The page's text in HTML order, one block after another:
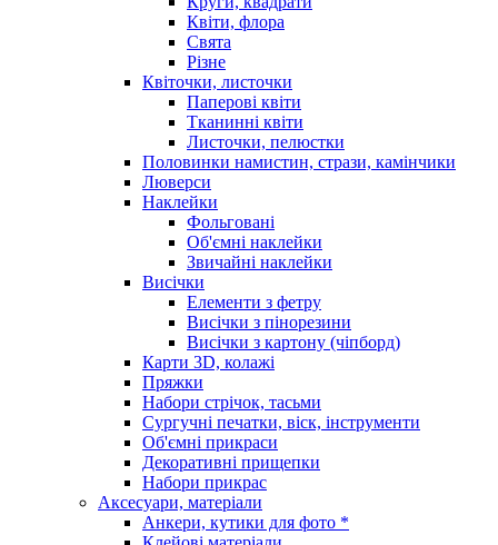
Квіти, флора
Свята
Різне
Квіточки, листочки
Паперові квіти
Тканинні квіти
Листочки, пелюстки
Половинки намистин, стрази, камінчики
Люверси
Наклейки
Фольговані
Об'ємні наклейки
Звичайні наклейки
Висічки
Елементи з фетру
Висічки з пінорезини
Висічки з картону (чіпборд)
Карти 3D, колажі
Пряжки
Набори стрічок, тасьми
Сургучні печатки, віск, інструменти
Об'ємні прикраси
Декоративні прищепки
Набори прикрас
Аксесуари, матеріали
Анкери, кутики для фото *